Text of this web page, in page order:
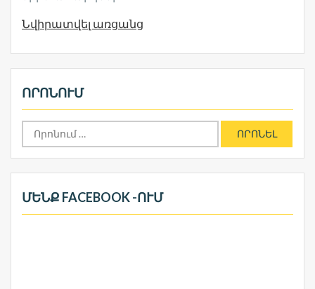
Նվիրատվել առցանց
ՈՐՈՆՈՒՄ
Որոնել՝
ՄԵՆՔ FACEBOOK -ՈՒՄ